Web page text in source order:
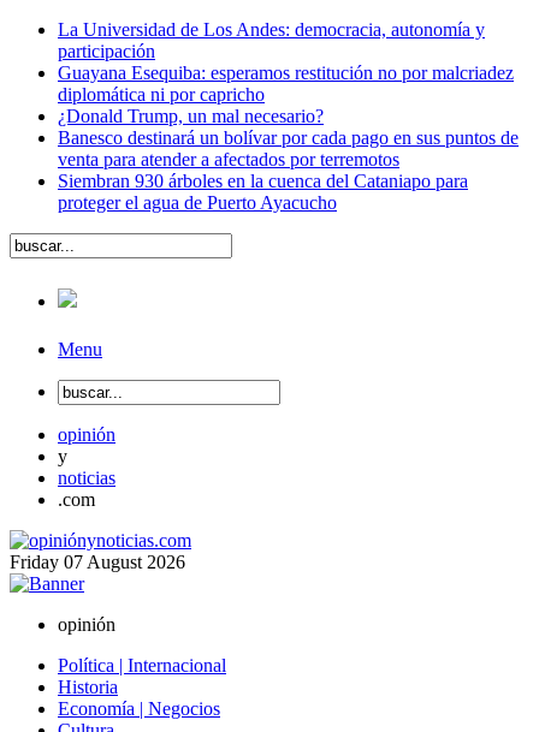
La Universidad de Los Andes: democracia, autonomía y
participación
Guayana Esequiba: esperamos restitución no por malcriadez
diplomática ni por capricho
¿Donald Trump, un mal necesario?
Banesco destinará un bolívar por cada pago en sus puntos de
venta para atender a afectados por terremotos
Siembran 930 árboles en la cuenca del Cataniapo para
proteger el agua de Puerto Ayacucho
Menu
opinión
y
noticias
.com
Friday 07 August 2026
opinión
Política | Internacional
Historia
Economía | Negocios